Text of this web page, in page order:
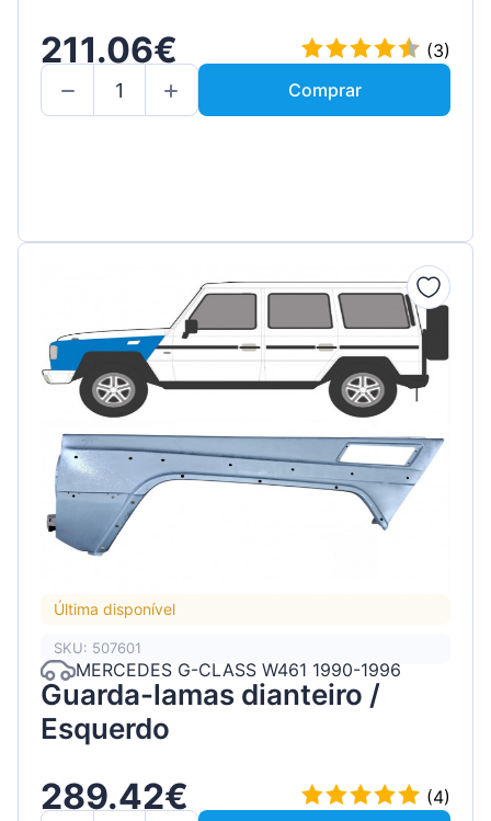
211.06€
(3)
Comprar
Última disponível
SKU: 507601
MERCEDES G-CLASS W461 1990-1996
Guarda-lamas dianteiro /
Esquerdo
289.42€
(4)